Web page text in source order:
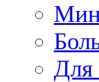
Для